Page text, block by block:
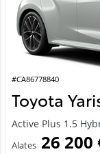
#CA86778840
Toyota
Active Plus 1.5
Alates 26 200